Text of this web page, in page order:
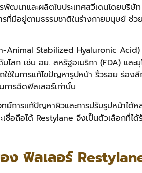
นาและผลิตในประเทศสวีเดนโดยบริ
มีอยู่ตามธรรมชาติในร่างกายมนุษย์ ช่
Animal Stabilized Hyaluronic
ลก เช่น อย. สหรัฐอเมริกา (FDA) แล
ช้ในการแก้ไขปัญหารูปหน้า ริ้วรอย
ารฉีดฟิลเลอร์เท่านั้น
ารแก้ปัญหาผิวและการปรับรูปหน้าได้
อได้ Restylane จึงเป็นตัวเลือกที่ได้
ฟิลเลอร์